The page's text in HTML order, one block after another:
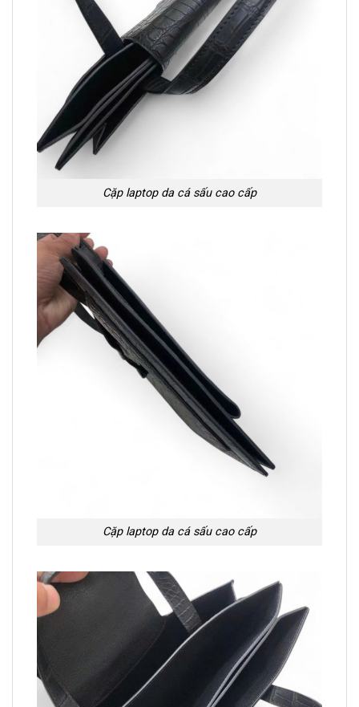
Cặp laptop da cá sấu cao cấp
Cặp laptop da cá sấu cao cấp